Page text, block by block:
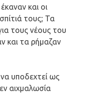
και οι
τους; Τα
τους νέους του
και τα ρήμαζαν
να υποδεχτεί ως
αιχμαλωσία